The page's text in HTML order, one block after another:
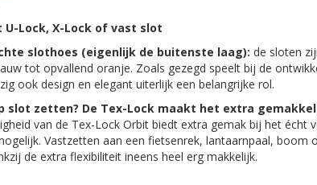
U-Lock, X-Lock of vast slot
slothoes (eigenlijk de buitenste laag): de sloten
tot opvallend oranje. Zoals gezegd speelt bij de
ook design en elegant uiterlijk een belangrijke rol.
slot zetten? De Tex-Lock maakt het extra
van de Tex-Lock Orbit biedt extra gemak bij het écht
Vastzetten aan een fietsenrek, lantaarnpaal, boom
de extra flexibiliteit ineens heel erg makkelijk.